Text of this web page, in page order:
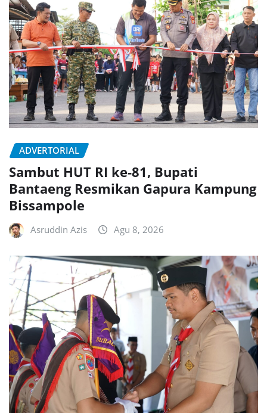
ADVERTORIAL
Sambut HUT RI ke-81, Bupati
Bantaeng Resmikan Gapura Kampung
Bissampole
Asruddin Azis Agu 8, 2026